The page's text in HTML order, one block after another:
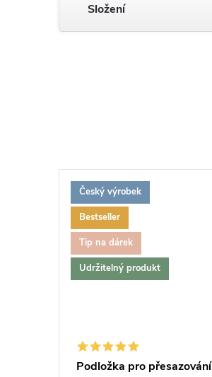
Složení
Český výrobek
Bestseller
Tip na dárek
Udržitelný produkt
Podložka pro přesazování